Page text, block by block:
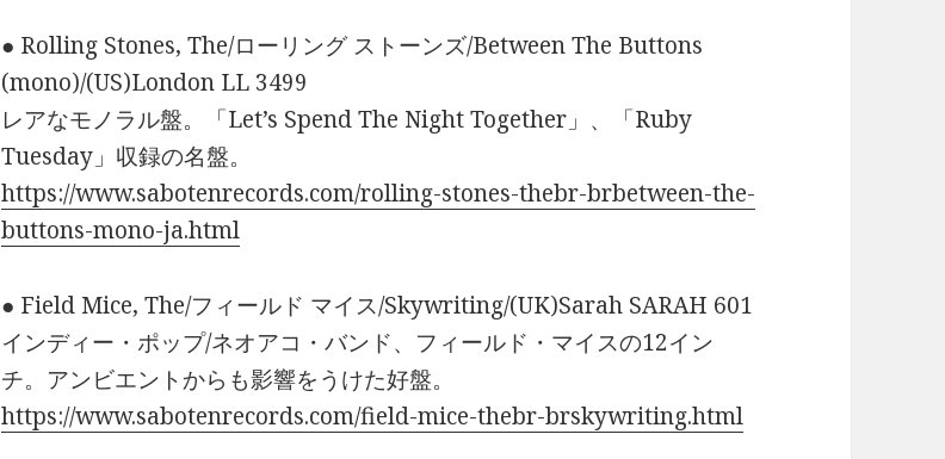
● Rolling Stones, The/ローリング ストーンズ/Between The Buttons
(mono)/(US)London LL 3499
レアなモノラル盤。「Let’s Spend The Night Together」、「Ruby
Tuesday」収録の名盤。
https://www.sabotenrecords.com/rolling-stones-thebr-brbetween-the-
buttons-mono-ja.html
● Field Mice, The/フィールド マイス/Skywriting/(UK)Sarah SARAH 601
インディー・ポップ/ネオアコ・バンド、フィールド・マイスの12イン
チ。アンビエントからも影響をうけた好盤。
https://www.sabotenrecords.com/field-mice-thebr-brskywriting.html